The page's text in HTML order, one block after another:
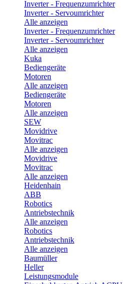
Inverter - Frequenzumrichter
Inverter - Servoumrichter
Alle anzeigen
Inverter - Frequenzumrichter
Inverter - Servoumrichter
Alle anzeigen
Kuka
Bediengeräte
Motoren
Alle anzeigen
Bediengeräte
Motoren
Alle anzeigen
SEW
Movidrive
Movitrac
Alle anzeigen
Movidrive
Movitrac
Alle anzeigen
Heidenhain
ABB
Robotics
Antriebstechnik
Alle anzeigen
Robotics
Antriebstechnik
Alle anzeigen
Baumüller
Heller
Leistungsmodule